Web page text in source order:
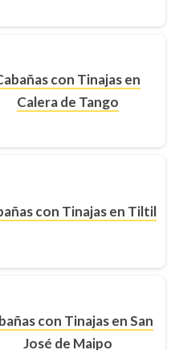
con Tinajas en
Calera de Tango
con Tinajas en Tiltil
con Tinajas en San
José de Maipo